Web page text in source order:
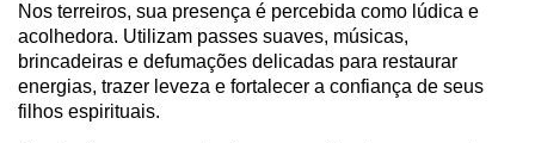
Nos terreiros, sua presença é percebida como lúdica e
acolhedora. Utilizam passes suaves, músicas,
brincadeiras e defumações delicadas para restaurar
energias, trazer leveza e fortalecer a confiança de seus
filhos espirituais.